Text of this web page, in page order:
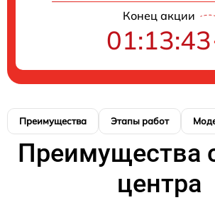
Конец акции
01:13:42
Преимущества Этапы работ
Преимущества
центра